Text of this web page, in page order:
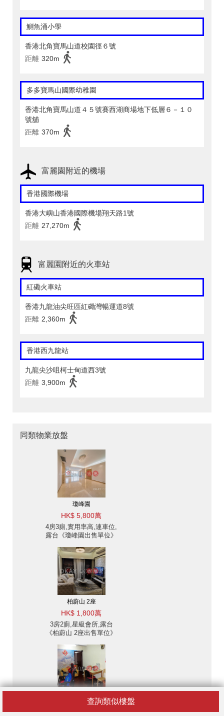
查詢類似樓盤
鰂魚涌小學
香港北角寶馬山道校園徑６號
距離 320m
多多寶馬山國際幼稚園
香港北角寶馬山道４５號賽西湖商場地下低層６－１０
號舖
距離 370m
富麗園附近的機場
香港國際機場
香港大嶼山香港國際機場翔天路1號
距離 27,270m
富麗園附近的火車站
紅磡火車站
香港九龍油尖旺區紅磡灣暢運道8號
距離 2,360m
香港西九龍站
九龍尖沙咀柯士甸道西3號
距離 3,900m
同類物業放盤
瓊峰園
HK$ 5,800萬
4房3廁,實用率高,連車位,
露台《瓊峰園出售單位》
柏蔚山 2座
HK$ 1,800萬
3房2廁,星級會所,露台
《柏蔚山 2座出售單位》
大興大廈
HK$ 800萬